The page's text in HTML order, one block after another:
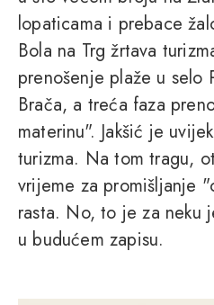
lopaticama i prebace
Bola na Trg žrtava
prenošenje plaže u selo
Brača, a treća faza
materinu". Jakšić je
turizma. Na tom tragu,
vrijeme za promišljanje
rasta. No, to je za neku
u budućem zapisu.